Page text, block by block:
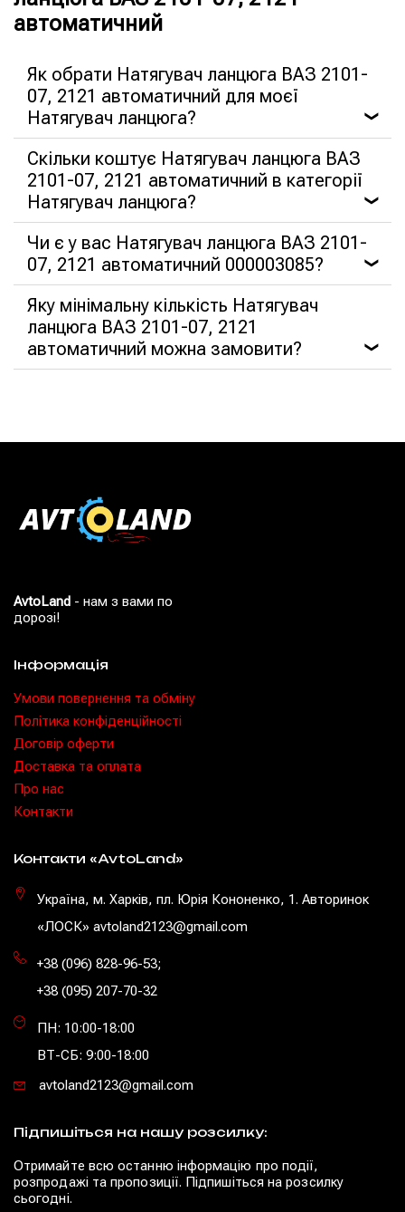
автоматичний
Як обрати Натягувач ланцюга ВАЗ 2101-
07, 2121 автоматичний для моєї
Натягувач ланцюга?
❯
Скільки коштує Натягувач ланцюга ВАЗ
2101-07, 2121 автоматичний в категорії
Натягувач ланцюга?
❯
Чи є у вас Натягувач ланцюга ВАЗ 2101-
07, 2121 автоматичний 000003085?
❯
Яку мінімальну кількість Натягувач
ланцюга ВАЗ 2101-07, 2121
автоматичний можна замовити?
❯
AvtoLand - нам з вами по
дорозі!
Інформація
Умови повернення та обміну
Політика конфіденційності
Договір оферти
Доставка та оплата
Про нас
Контакти
Контакти «AvtoLand»
Україна, м. Харків, пл. Юрія Кононенко, 1. Авторинок
«ЛОСК» avtoland2123@gmail.com
+38 (096) 828-96-53;
+38 (095) 207-70-32
ПН: 10:00-18:00
ВТ-СБ: 9:00-18:00
avtoland2123@gmail.com
Підпишіться на нашу розсилку:
Отримайте всю останню інформацію про події,
розпродажі та пропозиції. Підпишіться на розсилку
сьогодні.